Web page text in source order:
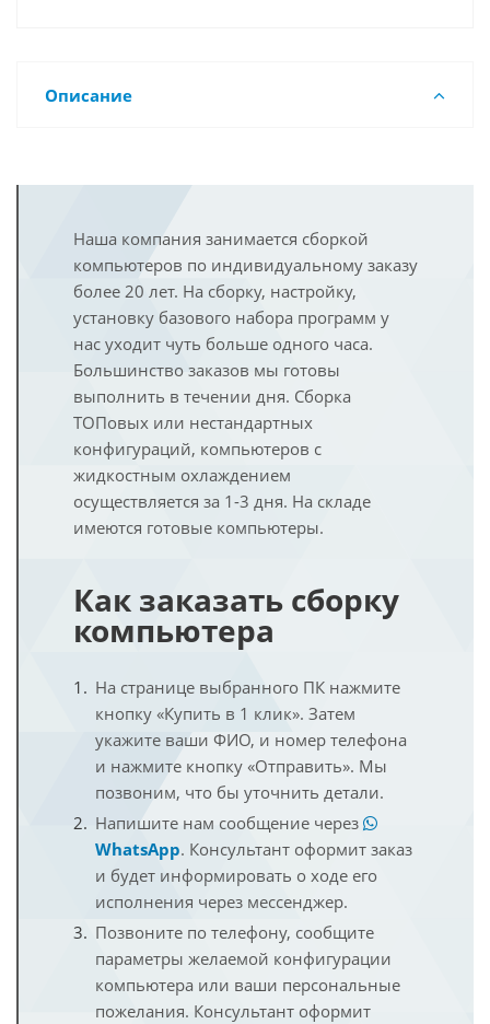
Описание
Наша компания занимается сборкой
компьютеров по индивидуальному заказу
более 20 лет. На сборку, настройку,
установку базового набора программ у
нас уходит чуть больше одного часа.
Большинство заказов мы готовы
выполнить в течении дня. Сборка
ТОПовых или нестандартных
конфигураций, компьютеров с
жидкостным охлаждением
осуществляется за 1-3 дня. На складе
имеются готовые компьютеры.
Как заказать сборку
компьютера
На странице выбранного ПК нажмите
кнопку «Купить в 1 клик». Затем
укажите ваши ФИО, и номер телефона
и нажмите кнопку «Отправить». Мы
позвоним, что бы уточнить детали.
Напишите нам сообщение через
WhatsApp. Консультант оформит заказ
и будет информировать о ходе его
исполнения через мессенджер.
Позвоните по телефону, сообщите
параметры желаемой конфигурации
компьютера или ваши персональные
пожелания. Консультант оформит